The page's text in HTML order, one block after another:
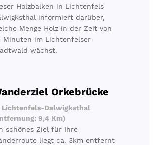
Holzbalken in Lichtenfels
informiert darüber,
Menge Holz in der Zeit von
Minuten im Lichtenfelser
wächst.
Orkebrücke
Lichtenfels-Dalwigksthal
9,4 Km)
schönes Ziel für Ihre
liegt ca. 3km entfernt